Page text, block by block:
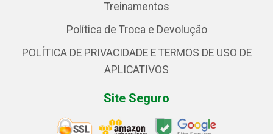
Treinamentos
Política de Troca e Devolução
POLÍTICA DE PRIVACIDADE E TERMOS DE USO DE
APLICATIVOS
Site Seguro